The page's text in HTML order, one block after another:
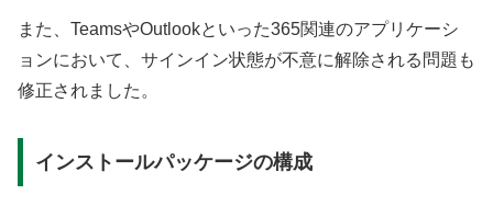
また、TeamsやOutlookといった365関連のアプリケーシ
ョンにおいて、サインイン状態が不意に解除される問題も
修正されました。
インストールパッケージの構成